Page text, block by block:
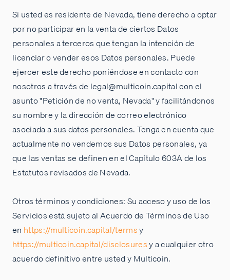
Si usted es residente de Nevada, tiene derecho a optar
por no participar en la venta de ciertos Datos
personales a terceros que tengan la intención de
licenciar o vender esos Datos personales. Puede
ejercer este derecho poniéndose en contacto con
nosotros a través de legal@multicoin.capital con el
asunto "Petición de no venta, Nevada" y facilitándonos
su nombre y la dirección de correo electrónico
asociada a sus datos personales. Tenga en cuenta que
actualmente no vendemos sus Datos personales, ya
que las ventas se definen en el Capítulo 603A de los
Estatutos revisados de Nevada.
Otros términos y condiciones: Su acceso y uso de los
Servicios está sujeto al Acuerdo de Términos de Uso
en https://multicoin.capital/termsy
https://multicoin.capital/disclosuresy a cualquier otro
acuerdo definitivo entre usted y Multicoin.